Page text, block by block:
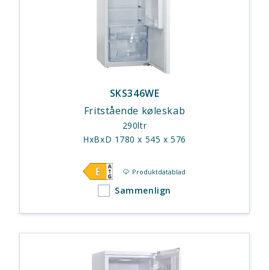
SKS346WE
Fritstående køleskab
290ltr
HxBxD 1780 x 545 x 576
Produktdatablad
Sammenlign